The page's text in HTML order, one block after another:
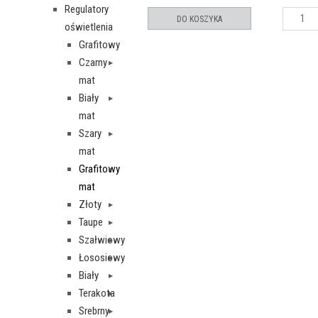
Regulatory
oświetlenia
Grafitowy
Czarny
mat
Biały
mat
Szary
mat
Grafitowy
mat
Złoty
Taupe
Szałwiowy
Łososiowy
Biały
Terakota
Srebrny
DO KOSZYKA